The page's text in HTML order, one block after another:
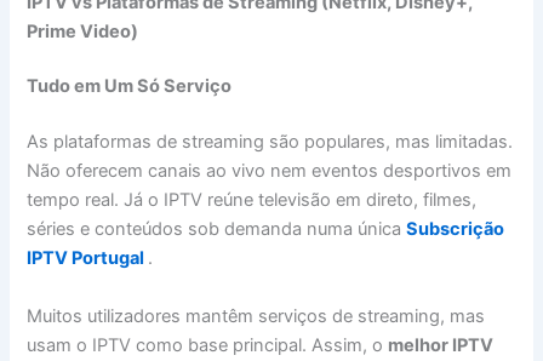
Prime Video)
Tudo em Um Só Serviço
As plataformas de streaming são populares, mas limitadas.
Não oferecem canais ao vivo nem eventos desportivos em
tempo real. Já o IPTV reúne televisão em direto, filmes,
séries e conteúdos sob demanda numa únicaSubscrição
IPTV Portugal .
Muitos utilizadores mantêm serviços de streaming, mas
usam o IPTV como base principal. Assim, o melhor IPTV